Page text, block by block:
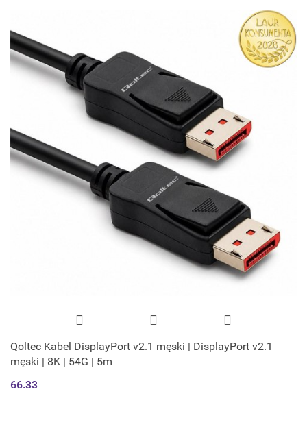
Qoltec Kabel DisplayPort v2.1 męski | DisplayPort v2.1
męski | 8K | 54G | 5m
66.33